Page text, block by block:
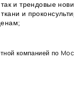
и трендовые
и
компанией по